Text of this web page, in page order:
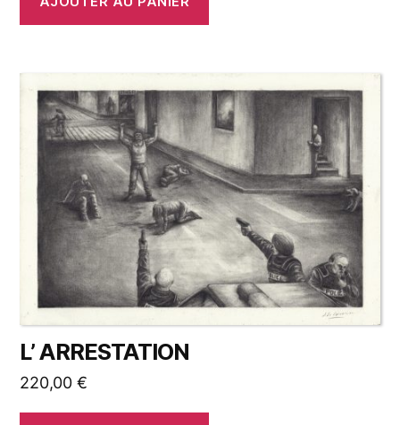
L’ ARRESTATION
220,00 €